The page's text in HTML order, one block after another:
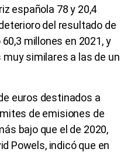
española 78 y 20,4
del resultado de
millones en 2021, y
similares a las de un
euros destinados a
de emisiones de
bajo que el de 2020,
Powels, indicó que en